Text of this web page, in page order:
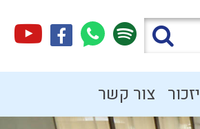
יזכור צור קשר